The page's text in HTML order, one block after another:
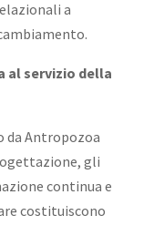
a
al servizio della
da Antropozoa
gli
continua e
costituiscono